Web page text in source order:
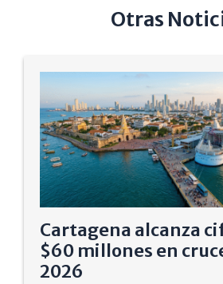
Otras
Cartagena alcanza
$60 millones en
2026